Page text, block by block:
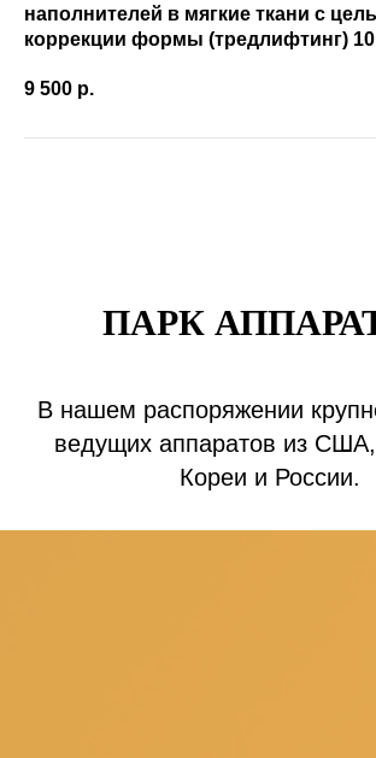
наполнителей в мягкие ткани с
коррекции формы (тредлифтинг)
9 500 р.
ПАРК
В нашем распоряжении
ведущих аппаратов из
Кореи и России.